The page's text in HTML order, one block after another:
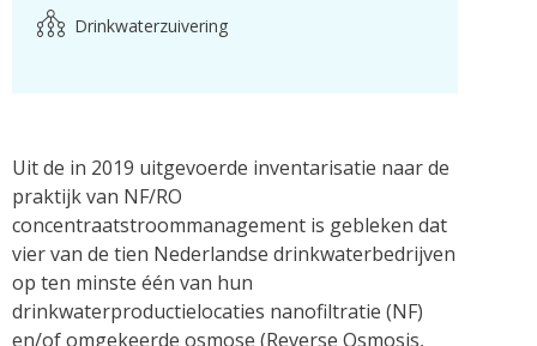
Drinkwaterzuivering
Uit de in 2019 uitgevoerde inventarisatie naar de
praktijk van NF/RO
concentraatstroommanagement is gebleken dat
vier van de tien Nederlandse drinkwaterbedrijven
op ten minste één van hun
drinkwaterproductielocaties nanofiltratie (NF)
en/of omgekeerde osmose (Reverse Osmosis,